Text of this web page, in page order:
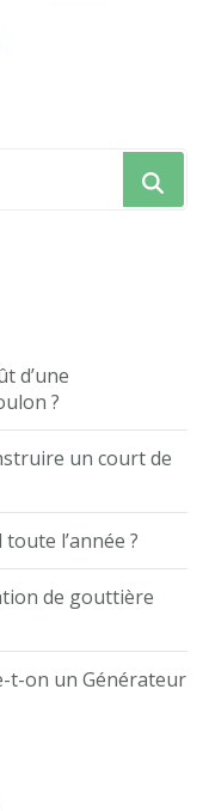
d’une
?
un court de
l’année ?
de gouttière
t-on un Générateur